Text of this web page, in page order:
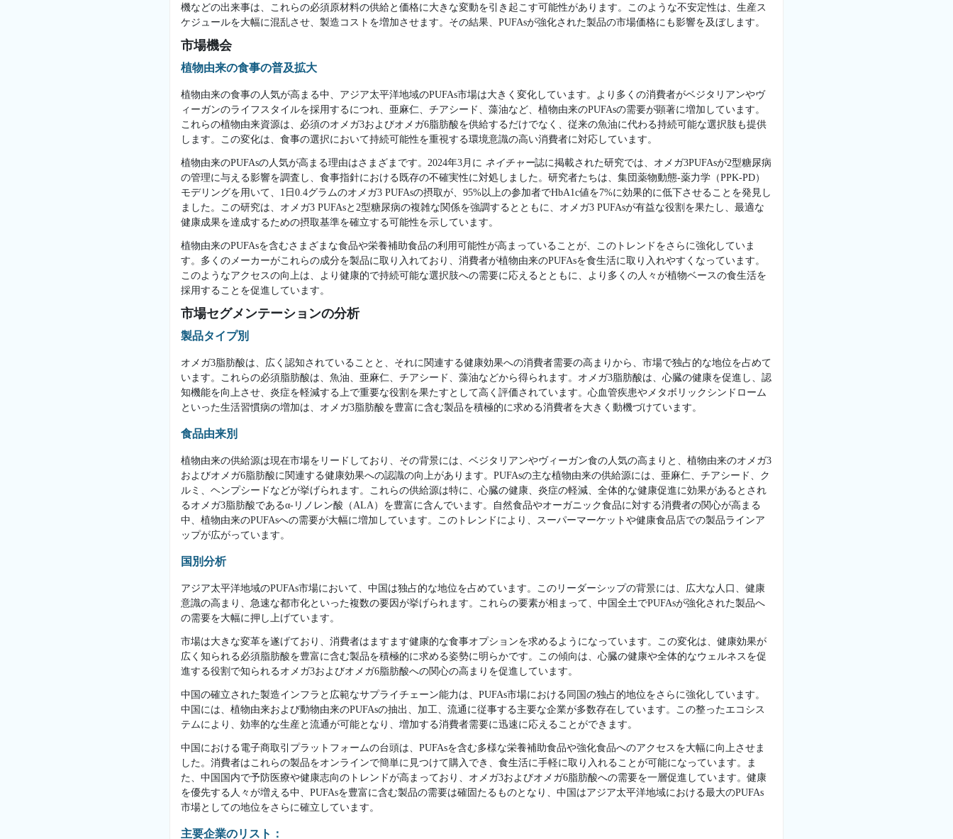
機などの出来事は、これらの必須原材料の供給と価格に大きな変動を引き起こす可能性があります。このような不安定性は、生産ス
ケジュールを大幅に混乱させ、製造コストを増加させます。その結果、PUFAsが強化された製品の市場価格にも影響を及ぼします。
市場機会
植物由来の食事の普及拡大
植物由来の食事の人気が高まる中、アジア太平洋地域のPUFAs市場は大きく変化しています。より多くの消費者がベジタリアンやヴ
ィーガンのライフスタイルを採用するにつれ、亜麻仁、チアシード、藻油など、植物由来のPUFAsの需要が顕著に増加しています。
これらの植物由来資源は、必須のオメガ3およびオメガ6脂肪酸を供給するだけでなく、従来の魚油に代わる持続可能な選択肢も提供
します。この変化は、食事の選択において持続可能性を重視する環境意識の高い消費者に対応しています。
植物由来のPUFAsの人気が高まる理由はさまざまです。2024年3月に ネイチャー誌に掲載された研究では、オメガ3PUFAsが2型糖尿病
の管理に与える影響を調査し、食事指針における既存の不確実性に対処しました。研究者たちは、集団薬物動態-薬力学（PPK-PD）
モデリングを用いて、1日0.4グラムのオメガ3 PUFAsの摂取が、95%以上の参加者でHbA1c値を7%に効果的に低下させることを発見し
ました。この研究は、オメガ3 PUFAsと2型糖尿病の複雑な関係を強調するとともに、オメガ3 PUFAsが有益な役割を果たし、最適な
健康成果を達成するための摂取基準を確立する可能性を示しています。
植物由来のPUFAsを含むさまざまな食品や栄養補助食品の利用可能性が高まっていることが、このトレンドをさらに強化していま
す。多くのメーカーがこれらの成分を製品に取り入れており、消費者が植物由来のPUFAsを食生活に取り入れやすくなっています。
このようなアクセスの向上は、より健康的で持続可能な選択肢への需要に応えるとともに、より多くの人々が植物ベースの食生活を
採用することを促進しています。
市場セグメンテーションの分析
製品タイプ別
オメガ3脂肪酸は、広く認知されていることと、それに関連する健康効果への消費者需要の高まりから、市場で独占的な地位を占めて
います。これらの必須脂肪酸は、魚油、亜麻仁、チアシード、藻油などから得られます。オメガ3脂肪酸は、心臓の健康を促進し、認
知機能を向上させ、炎症を軽減する上で重要な役割を果たすとして高く評価されています。心血管疾患やメタボリックシンドローム
といった生活習慣病の増加は、オメガ3脂肪酸を豊富に含む製品を積極的に求める消費者を大きく動機づけています。
食品由来別
植物由来の供給源は現在市場をリードしており、その背景には、ベジタリアンやヴィーガン食の人気の高まりと、植物由来のオメガ3
およびオメガ6脂肪酸に関連する健康効果への認識の向上があります。PUFAsの主な植物由来の供給源には、亜麻仁、チアシード、ク
ルミ、ヘンプシードなどが挙げられます。これらの供給源は特に、心臓の健康、炎症の軽減、全体的な健康促進に効果があるとされ
るオメガ3脂肪酸であるα-リノレン酸（ALA）を豊富に含んでいます。自然食品やオーガニック食品に対する消費者の関心が高まる
中、植物由来のPUFAsへの需要が大幅に増加しています。このトレンドにより、スーパーマーケットや健康食品店での製品ラインア
ップが広がっています。
国別分析
アジア太平洋地域のPUFAs市場において、中国は独占的な地位を占めています。このリーダーシップの背景には、広大な人口、健康
意識の高まり、急速な都市化といった複数の要因が挙げられます。これらの要素が相まって、中国全土でPUFAsが強化された製品へ
の需要を大幅に押し上げています。
市場は大きな変革を遂げており、消費者はますます健康的な食事オプションを求めるようになっています。この変化は、健康効果が
広く知られる必須脂肪酸を豊富に含む製品を積極的に求める姿勢に明らかです。この傾向は、心臓の健康や全体的なウェルネスを促
進する役割で知られるオメガ3およびオメガ6脂肪酸への関心の高まりを促進しています。
中国の確立された製造インフラと広範なサプライチェーン能力は、PUFAs市場における同国の独占的地位をさらに強化しています。
中国には、植物由来および動物由来のPUFAsの抽出、加工、流通に従事する主要な企業が多数存在しています。この整ったエコシス
テムにより、効率的な生産と流通が可能となり、増加する消費者需要に迅速に応えることができます。
中国における電子商取引プラットフォームの台頭は、PUFAsを含む多様な栄養補助食品や強化食品へのアクセスを大幅に向上させま
した。消費者はこれらの製品をオンラインで簡単に見つけて購入でき、食生活に手軽に取り入れることが可能になっています。ま
た、中国国内で予防医療や健康志向のトレンドが高まっており、オメガ3およびオメガ6脂肪酸への需要を一層促進しています。健康
を優先する人々が増える中、PUFAsを豊富に含む製品の需要は確固たるものとなり、中国はアジア太平洋地域における最大のPUFAs
市場としての地位をさらに確立しています。
主要企業のリスト：